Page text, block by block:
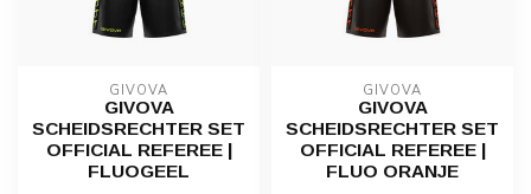
GIVOVA
GIVOVA
SCHEIDSRECHTER SET
OFFICIAL REFEREE |
FLUOGEEL
GIVOVA
GIVOVA
SCHEIDSRECHTER SET
OFFICIAL REFEREE |
FLUO ORANJE